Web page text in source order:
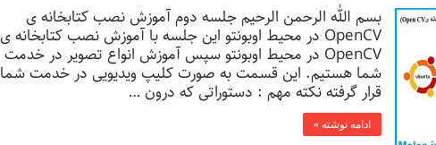
بسم الله الرحمن الرحیم جلسه دوم آموزش نصب کتابخانه ی
OpenCV در محیط اوبونتو این جلسه با آموزش نصب کتابخانه ی
OpenCV در محیط اوبونتو سپس آموزش انواع تصویر در خدمت
شما هستیم. این قسمت به صورت کلیپ ویدیویی در خدمت شما
قرار گرفته نکته مهم : دستوراتی که درون …
ادامه نوشته »